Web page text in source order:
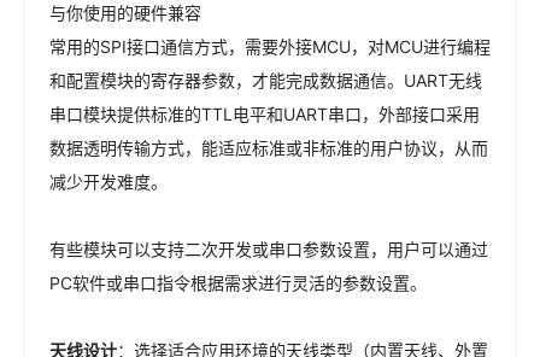
与你使用的硬件兼容
常用的SPI接口通信方式，需要外接MCU，对MCU进行编程
和配置模块的寄存器参数，才能完成数据通信。UART无线
串口模块提供标准的TTL电平和UART串口，外部接口采用
数据透明传输方式，能适应标准或非标准的用户协议，从而
减少开发难度。
有些模块可以支持二次开发或串口参数设置，用户可以通过
PC软件或串口指令根据需求进行灵活的参数设置。
天线设计：选择适合应用环境的天线类型（内置天线、外置